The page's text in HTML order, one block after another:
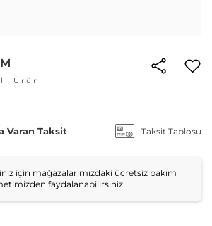
Ürün
Varan Taksit Taksit Tablosu
için mağazalarımızdaki ücretsiz bakım
faydalanabilirsiniz.